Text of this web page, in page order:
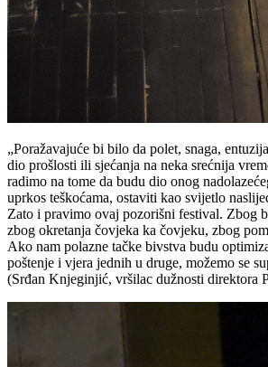
„Poražavajuće bi bilo da polet, snaga,
dio prošlosti ili sjećanja na neka srećnija
radimo na tome da budu dio onog
uprkos teškoćama, ostaviti kao svijetlo
Zato i pravimo ovaj pozorišni festival. Zbog
zbog okretanja čovjeka ka čovjeku, zbog
Ako nam polazne tačke bivstva budu
poštenje i vjera jednih u druge, možemo se
(Srđan Knjeginjić, vršilac dužnosti direktora